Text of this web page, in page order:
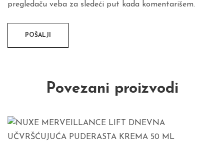
pregledaču veba za sledeći put kada komentarišem.
Povezani proizvodi